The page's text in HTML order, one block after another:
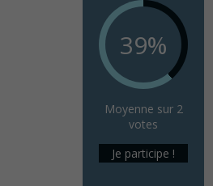
39%
Moyenne sur 2
votes
Je participe !